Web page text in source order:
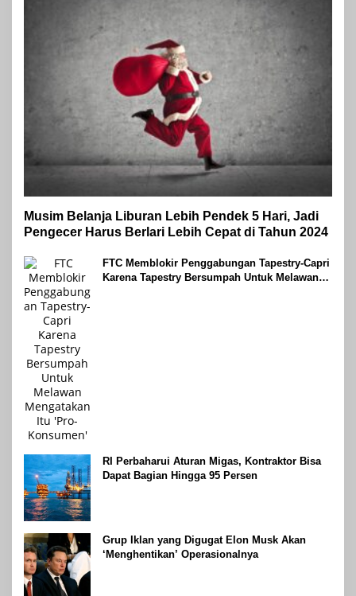
Musim Belanja Liburan Lebih Pendek 5 Hari, Jadi
Pengecer Harus Berlari Lebih Cepat di Tahun 2024
FTC Memblokir Penggabungan Tapestry-Capri
Karena Tapestry Bersumpah Untuk Melawan
RI Perbaharui Aturan Migas, Kontraktor Bisa
Dapat Bagian Hingga 95 Persen
Grup Iklan yang Digugat Elon Musk Akan
‘Menghentikan’ Operasionalnya